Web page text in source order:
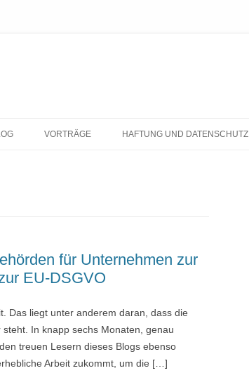
Inhalt
VORTRÄGE HAFTUNG UND DATENSCHUTZ
für Unternehmen zur
EU-DSGVO
Das liegt unter anderem daran, dass die
In knapp sechs Monaten, genau
treuen Lesern dieses Blogs ebenso
Arbeit zukommt, um die […]